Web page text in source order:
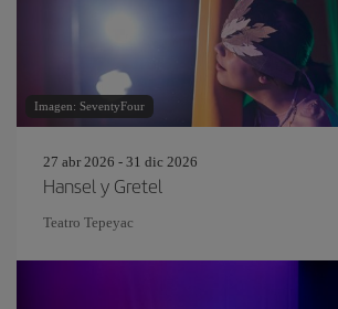
Imagen: SeventyFour
27 abr 2026 - 31 dic 2026
Hansel y Gretel
Teatro Tepeyac